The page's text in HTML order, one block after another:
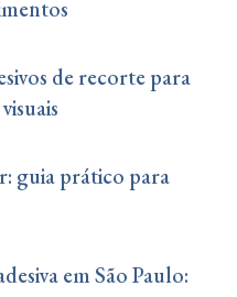
de recorte para
guia prático para
em São Paulo: